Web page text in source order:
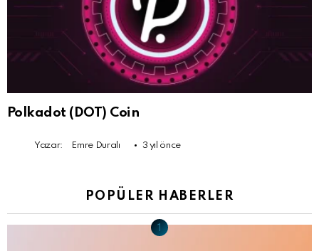
Polkadot (DOT) Coin
Yazar: Emre Duralı 3 yıl önce
POPÜLER HABERLER